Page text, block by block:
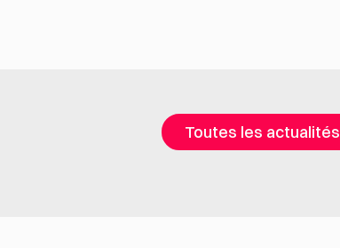
Toutes les actualités